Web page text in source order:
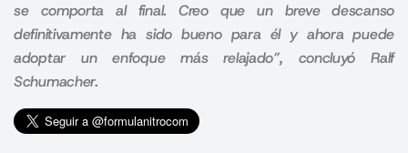
se comporta al final. Creo que un breve descanso
definitivamente ha sido bueno para él y ahora puede
adoptar un enfoque más relajado”, concluyó Ralf
Schumacher.